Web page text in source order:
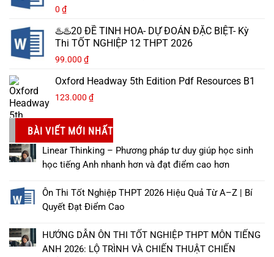
0 ₫
♨️♨️20 ĐỀ TINH HOA- DỰ ĐOÁN ĐẶC BIỆT- Kỳ
Thi TỐT NGHIỆP 12 THPT 2026
99.000 ₫
Oxford Headway 5th Edition Pdf Resources B1
123.000 ₫
BÀI VIẾT MỚI NHẤT
Linear Thinking – Phương pháp tư duy giúp học sinh
học tiếng Anh nhanh hơn và đạt điểm cao hơn
Ôn Thi Tốt Nghiệp THPT 2026 Hiệu Quả Từ A–Z | Bí
Quyết Đạt Điểm Cao
HƯỚNG DẪN ÔN THI TỐT NGHIỆP THPT MÔN TIẾNG
ANH 2026: LỘ TRÌNH VÀ CHIẾN THUẬT CHIẾN